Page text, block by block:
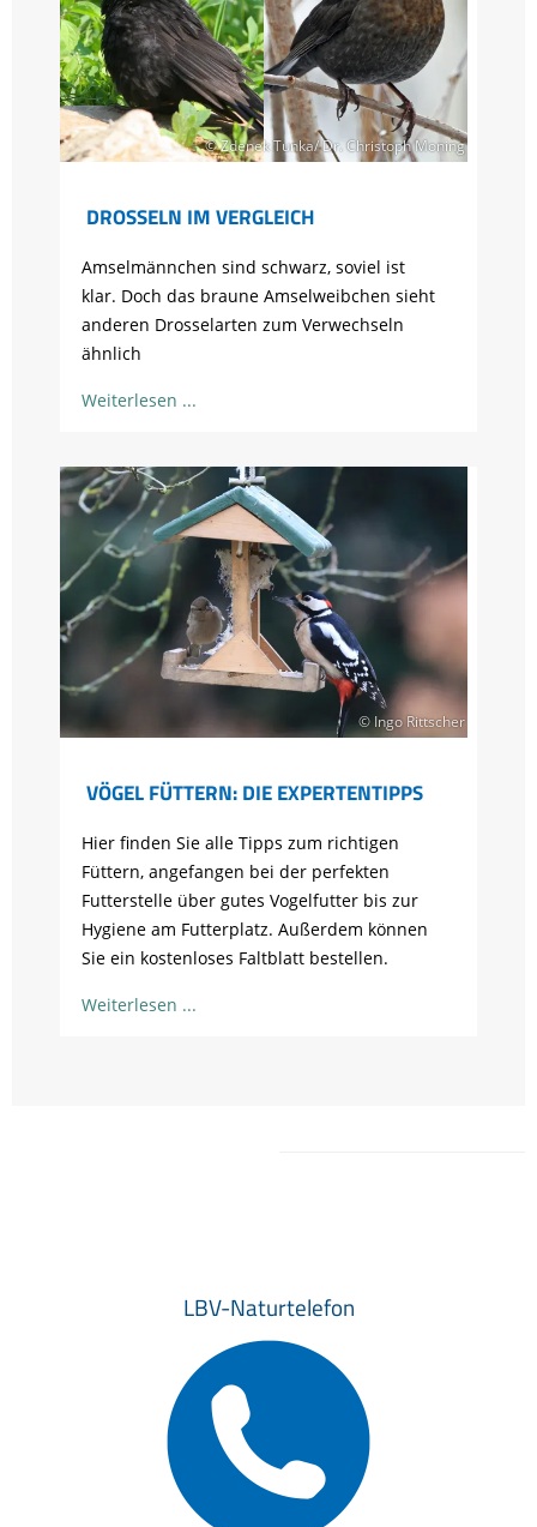
© Zdenek Tunka/ Dr. Christoph Moning
DROSSELN IM VERGLEICH
Amselmännchen sind schwarz, soviel ist
klar. Doch das braune Amselweibchen sieht
anderen Drosselarten zum Verwechseln
ähnlich
Weiterlesen
© Ingo Rittscher
VÖGEL FÜTTERN: DIE EXPERTENTIPPS
Hier finden Sie alle Tipps zum richtigen
Füttern, angefangen bei der perfekten
Futterstelle über gutes Vogelfutter bis zur
Hygiene am Futterplatz. Außerdem können
Sie ein kostenloses Faltblatt bestellen.
Weiterlesen
LBV-Naturtelefon